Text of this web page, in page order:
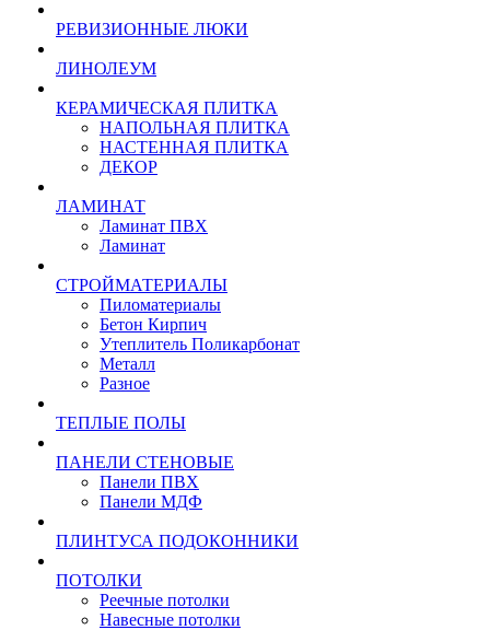
РЕВИЗИОННЫЕ ЛЮКИ
ЛИНОЛЕУМ
КЕРАМИЧЕСКАЯ ПЛИТКА
НАПОЛЬНАЯ ПЛИТКА
НАСТЕННАЯ ПЛИТКА
ДЕКОР
ЛАМИНАТ
Ламинат ПВХ
Ламинат
СТРОЙМАТЕРИАЛЫ
Пиломатериалы
Бетон Кирпич
Утеплитель Поликарбонат
Металл
Разное
ТЕПЛЫЕ ПОЛЫ
ПАНЕЛИ СТЕНОВЫЕ
Панели ПВХ
Панели МДФ
ПЛИНТУСА ПОДОКОННИКИ
ПОТОЛКИ
Реечные потолки
Навесные потолки